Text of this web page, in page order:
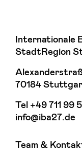
Internationale
StadtRegion
70184
Tel +49 711 99
info@iba27.de
Team &